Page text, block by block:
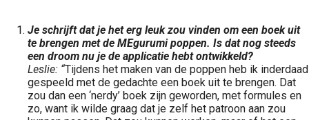
Je schrijft dat je het erg leuk zou vinden om een boek uit
te brengen met de MEgurumi poppen. Is dat nog steeds
een droom nu je de applicatie hebt ontwikkeld?
Leslie: “Tijdens het maken van de poppen heb ik inderdaad
gespeeld met de gedachte een boek uit te brengen. Dat
zou dan een ‘nerdy’ boek zijn geworden, met formules en
zo, want ik wilde graag dat je zelf het patroon aan zou